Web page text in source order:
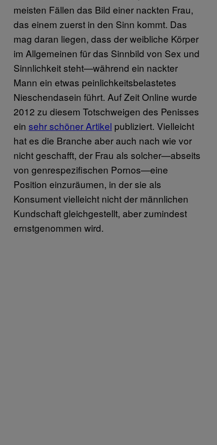
meisten Fällen das Bild einer nackten Frau,
das einem zuerst in den Sinn kommt. Das
mag daran liegen, dass der weibliche Körper
im Allgemeinen für das Sinnbild von Sex und
Sinnlichkeit steht—während ein nackter
Mann ein etwas peinlichkeitsbelastetes
Nieschendasein führt. Auf Zeit Online wurde
2012 zu diesem Totschweigen des Penisses
ein sehr schöner Artikel publiziert. Vielleicht
hat es die Branche aber auch nach wie vor
nicht geschafft, der Frau als solcher—abseits
von genrespezifischen Pornos—eine
Position einzuräumen, in der sie als
Konsument vielleicht nicht der männlichen
Kundschaft gleichgestellt, aber zumindest
ernstgenommen wird.